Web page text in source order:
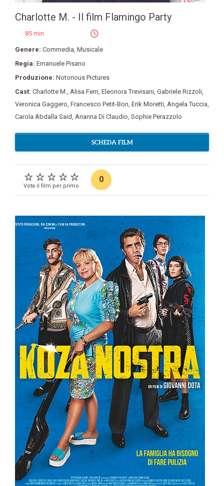
Charlotte M. - Il film Flamingo Party
85 min
Genere: Commedia Musicale
Regia: Emanuele Pisano
Produzione: Notorious Pictures
Cast: Charlotte M. Alisa Ferri Eleonora Trevisani Gabriele Rizzoli
Veronica Gaggero Francesco Petit-Bon Erik Moretti Angela Tuccia
Carola Abdalla Said Arianna Di Claudio Sophie Perazzolo
SCHEDA FILM
Vota il film per primo
0